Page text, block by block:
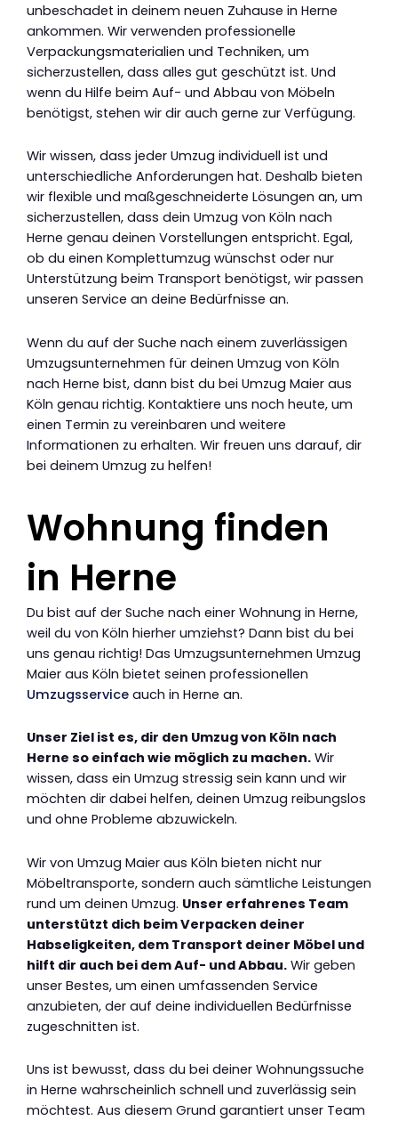
unbeschadet in deinem neuen Zuhause in Herne
ankommen. Wir verwenden professionelle
Verpackungsmaterialien und Techniken, um
sicherzustellen, dass alles gut geschützt ist. Und
wenn du Hilfe beim Auf- und Abbau von Möbeln
benötigst, stehen wir dir auch gerne zur Verfügung.
Wir wissen, dass jeder Umzug individuell ist und
unterschiedliche Anforderungen hat. Deshalb bieten
wir flexible und maßgeschneiderte Lösungen an, um
sicherzustellen, dass dein Umzug von Köln nach
Herne genau deinen Vorstellungen entspricht. Egal,
ob du einen Komplettumzug wünschst oder nur
Unterstützung beim Transport benötigst, wir passen
unseren Service an deine Bedürfnisse an.
Wenn du auf der Suche nach einem zuverlässigen
Umzugsunternehmen für deinen Umzug von Köln
nach Herne bist, dann bist du bei Umzug Maier aus
Köln genau richtig. Kontaktiere uns noch heute, um
einen Termin zu vereinbaren und weitere
Informationen zu erhalten. Wir freuen uns darauf, dir
bei deinem Umzug zu helfen!
Wohnung finden
in Herne
Du bist auf der Suche nach einer Wohnung in Herne,
weil du von Köln hierher umziehst? Dann bist du bei
uns genau richtig! Das Umzugsunternehmen Umzug
Maier aus Köln bietet seinen professionellen
Umzugsservice auch in Herne an.
Unser Ziel ist es, dir den Umzug von Köln nach
Herne so einfach wie möglich zu machen. Wir
wissen, dass ein Umzug stressig sein kann und wir
möchten dir dabei helfen, deinen Umzug reibungslos
und ohne Probleme abzuwickeln.
Wir von Umzug Maier aus Köln bieten nicht nur
Möbeltransporte, sondern auch sämtliche Leistungen
rund um deinen Umzug. Unser erfahrenes Team
unterstützt dich beim Verpacken deiner
Habseligkeiten, dem Transport deiner Möbel und
hilft dir auch bei dem Auf- und Abbau. Wir geben
unser Bestes, um einen umfassenden Service
anzubieten, der auf deine individuellen Bedürfnisse
zugeschnitten ist.
Uns ist bewusst, dass du bei deiner Wohnungssuche
in Herne wahrscheinlich schnell und zuverlässig sein
möchtest. Aus diesem Grund garantiert unser Team